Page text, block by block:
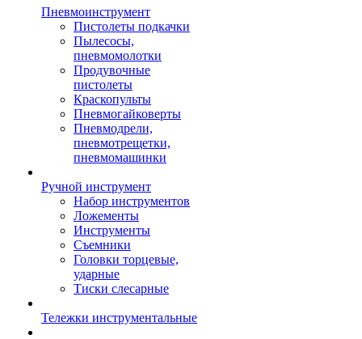
Пневмоинструмент
Пистолеты подкачки
Пылесосы,
пневмомолотки
Продувочные
пистолеты
Краскопульты
Пневмогайковерты
Пневмодрели,
пневмотрещетки,
пневмомашинки
Ручной инструмент
Набор инструментов
Ложементы
Инструменты
Съемники
Головки торцевые,
ударные
Тиски слесарные
Тележки инструментальные